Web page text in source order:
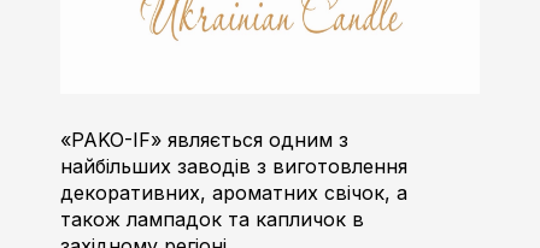
«PAKO-IF» являється одним з
найбільших заводів з виготовлення
декоративних, ароматних свічок, а
також лампадок та капличок в